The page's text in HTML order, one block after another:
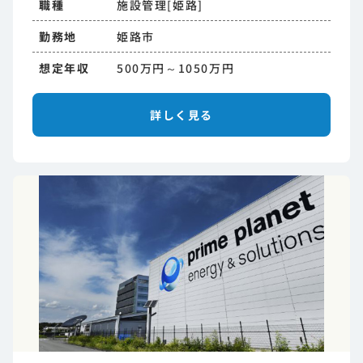
職種
施設管理[姫路]
勤務地
姫路市
想定年収
500万円～1050万円
詳しく見る